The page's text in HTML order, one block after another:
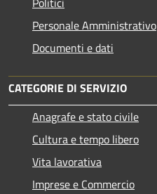
Personale Amministrativo
Documenti e dati
CATEGORIE DI SERVIZIO
Anagrafe e stato civile
Cultura e tempo libero
Vita lavorativa
Imprese e Commercio